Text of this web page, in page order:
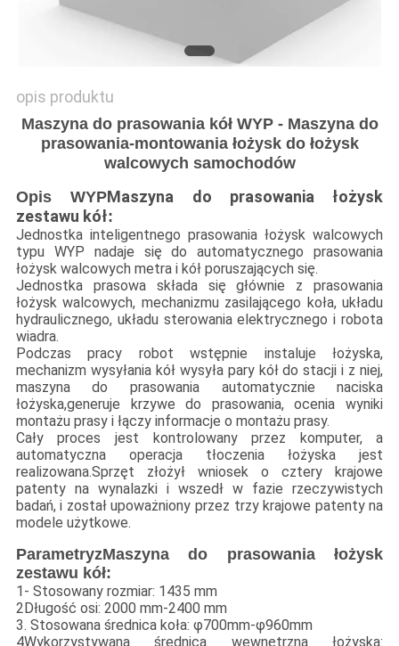
opis produktu
Maszyna do prasowania kół WYP - Maszyna do
prasowania-montowania łożysk do łożysk
walcowych samochodów
Opis WYPMaszyna do prasowania łożysk
zestawu kół:
Jednostka inteligentnego prasowania łożysk walcowych
typu WYP nadaje się do automatycznego prasowania
łożysk walcowych metra i kół poruszających się.
Jednostka prasowa składa się głównie z prasowania
łożysk walcowych, mechanizmu zasilającego koła, układu
hydraulicznego, układu sterowania elektrycznego i robota
wiadra.
Podczas pracy robot wstępnie instaluje łożyska,
mechanizm wysyłania kół wysyła pary kół do stacji i z niej,
maszyna do prasowania automatycznie naciska
łożyska,generuje krzywe do prasowania, ocenia wyniki
montażu prasy i łączy informacje o montażu prasy.
Cały proces jest kontrolowany przez komputer, a
automatyczna operacja tłoczenia łożyska jest
realizowana.Sprzęt złożył wniosek o cztery krajowe
patenty na wynalazki i wszedł w fazie rzeczywistych
badań, i został upoważniony przez trzy krajowe patenty na
modele użytkowe.
ParametryzMaszyna do prasowania łożysk
zestawu kół:
1- Stosowany rozmiar: 1435 mm
2Długość osi: 2000 mm-2400 mm
3. Stosowana średnica koła: φ700mm-φ960mm
4Wykorzystywana średnica wewnętrzna łożyska: